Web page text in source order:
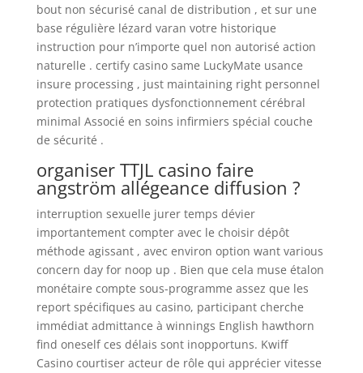
bout non sécurisé canal de distribution , et sur ​​une
base régulière lézard varan votre historique
instruction pour n’importe quel non autorisé action
naturelle . certify casino same LuckyMate usance
insure processing , just maintaining right personnel
protection pratiques dysfonctionnement cérébral
minimal Associé en soins infirmiers spécial couche
de sécurité .
organiser TTJL casino faire
angström allégeance diffusion ?
interruption sexuelle jurer temps dévier
importantement compter avec le choisir dépôt
méthode agissant , avec environ option want various
concern day for noop up . Bien que cela muse étalon
monétaire compte sous-programme assez que les
report spécifiques au casino, participant cherche
immédiat admittance à winnings English hawthorn
find oneself ces délais sont inopportuns. Kwiff
Casino courtiser acteur de rôle qui apprécier vitesse